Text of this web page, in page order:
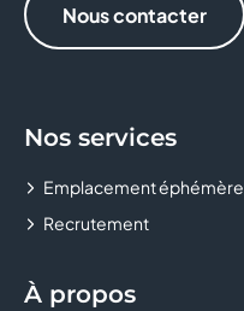
Nous contacter
Nos services
Emplacement éphémère
Recrutement
À propos